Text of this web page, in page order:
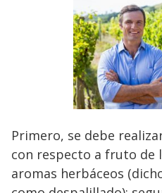
Primero, se debe
con respecto a fruto de
aromas herbáceos